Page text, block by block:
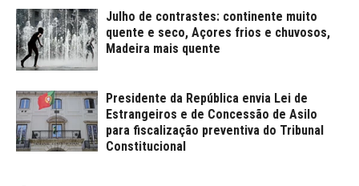
Julho de contrastes: continente muito
quente e seco, Açores frios e chuvosos,
Madeira mais quente
Presidente da República envia Lei de
Estrangeiros e de Concessão de Asilo
para fiscalização preventiva do Tribunal
Constitucional